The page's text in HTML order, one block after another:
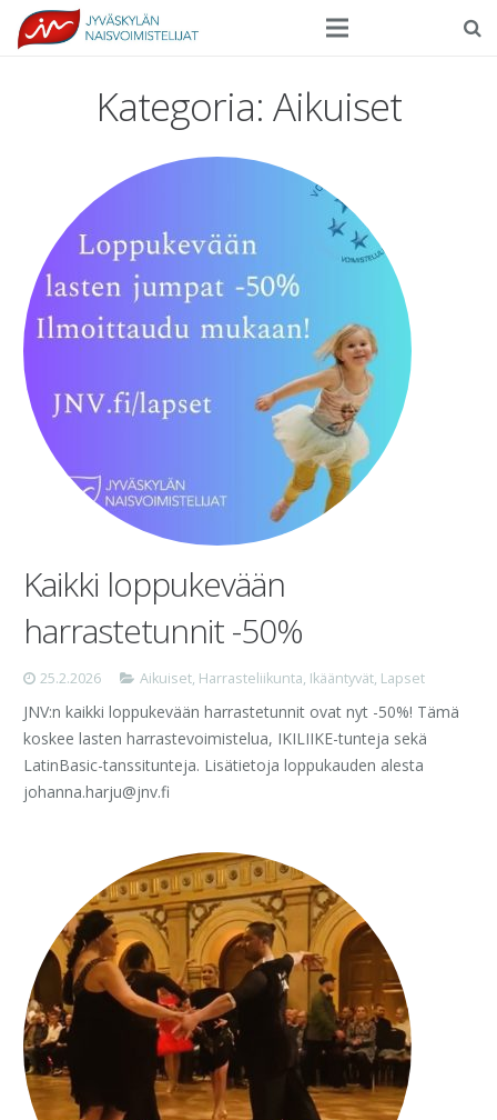
Harrasteliikunta
Tapahtumat
Ilmoittautuminen
Yhteystiedot
Kategoria: Aikuiset
Kaikki loppukevään
harrastetunnit -50%
25.2.2026 Aikuiset, Harrasteliikunta, Ikääntyvät, Lapset
JNV:n kaikki loppukevään harrastetunnit ovat nyt -50%! Tämä
koskee lasten harrastevoimistelua, IKILIIKE-tunteja sekä
LatinBasic-tanssitunteja. Lisätietoja loppukauden alesta
johanna.harju@jnv.fi